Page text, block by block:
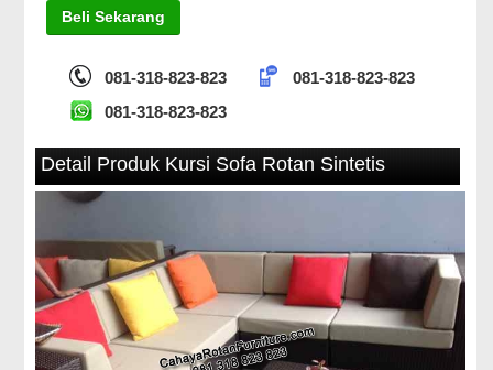
Beli Sekarang
081-318-823-823
081-318-823-823
081-318-823-823
Detail Produk Kursi Sofa Rotan Sintetis